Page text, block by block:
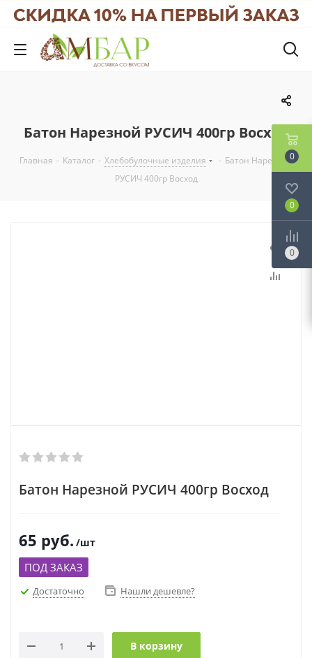
Батон Нарезной РУСИЧ 400гр Восход
Главная - Каталог - Хлебобулочные изделия - Батон Нарезной
РУСИЧ 400гр Восход
Батон Нарезной РУСИЧ 400гр Восход
65 руб. /шт
ПОД ЗАКАЗ
Достаточно Нашли дешевле?
В корзину
0
0
0